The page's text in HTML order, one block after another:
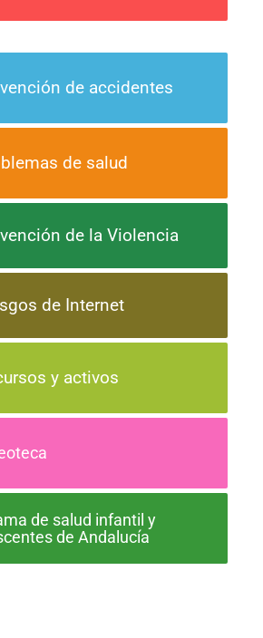
de accidentes
de salud
de la Violencia
de Internet
y activos
de salud infantil y
de Andalucía